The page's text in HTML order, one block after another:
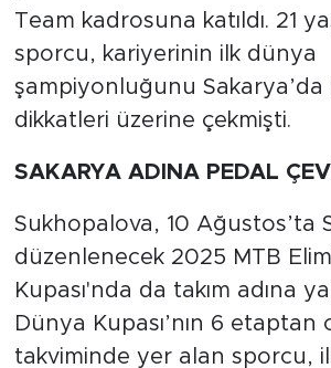
Team kadrosuna katıldı. 21
sporcu, kariyerinin ilk dünya
şampiyonluğunu Sakarya’da
dikkatleri üzerine çekmişti.
SAKARYA ADINA PEDAL
Sukhopalova, 10 Ağustos’ta
düzenlenecek 2025 MTB
Kupası'nda da takım adına
Dünya Kupası’nın 6 etaptan
takviminde yer alan sporcu,